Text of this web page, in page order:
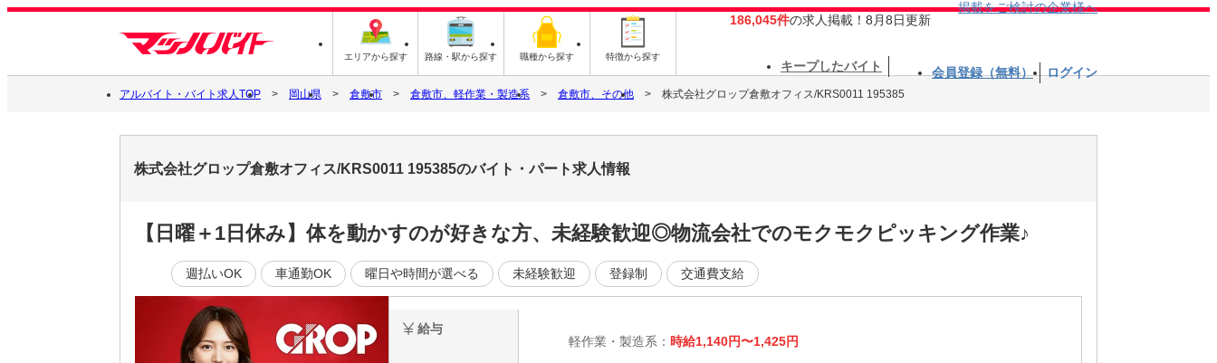
エリアから探す 路線・駅から探す 職種から探す 特徴から探す
186,045件の求人掲載！8月8日更新
掲載をご検討の企業様へ
キープしたバイト 会員登録（無料） ログイン
アルバイト・バイト求人TOP 岡山県 倉敷市 倉敷市、軽作業・製造系 倉敷市、その他 株式会社グロップ倉敷オフィス/KRS0011 195385
株式会社グロップ倉敷オフィス/KRS0011 195385のバイト・パート求人情報
【日曜＋1日休み】体を動かすのが好きな方、未経験歓迎◎物流会社でのモクモクピッキング作業♪
週払いOK 車通勤OK 曜日や時間が選べる 未経験歓迎 登録制 交通費支給
給与
軽作業・製造系： 時給1,140円〜1,425円